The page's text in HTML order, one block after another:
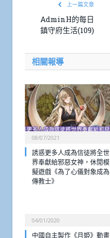
上一篇文章
AdminH的每日
鎮守府生活(109)
相關報導
08/07/2021
誘惑更多人成為信徒將全世
界奉獻給邪惡女神，休閒模
擬遊戲《為了心儀對象成為
傳教士》
04/01/2020
中國自主製作《月姫》動畫